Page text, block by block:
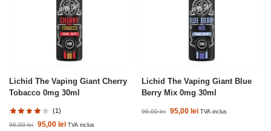
Lichid The Vaping Giant Cherry
Tobacco 0mg 30ml
(1)
96,00lei 95,00 lei TVA inclus
Lichid The Vaping Giant Blue
Berry Mix 0mg 30ml
96,00lei 95,00 lei TVA inclus